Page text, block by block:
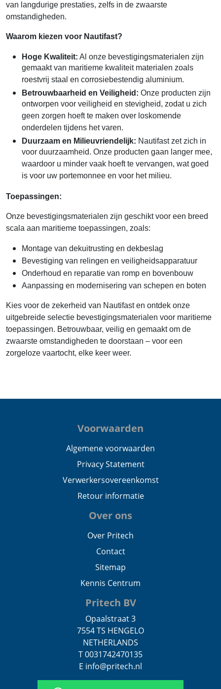
van langdurige prestaties, zelfs in de zwaarste
omstandigheden.
Waarom kiezen voor Nautifast?
Hoge Kwaliteit: Al onze bevestigingsmaterialen zijn
gemaakt van maritieme kwaliteit materialen zoals
roestvrij staal en corrosiebestendig aluminium.
Betrouwbaarheid en Veiligheid: Onze producten zijn
ontworpen voor veiligheid en stevigheid, zodat u zich
geen zorgen hoeft te maken over loskomende
onderdelen tijdens het varen.
Duurzaam en Milieuvriendelijk: Nautifast zet zich in
voor duurzaamheid. Onze producten gaan langer mee,
waardoor u minder vaak hoeft te vervangen, wat goed
is voor uw portemonnee en voor het milieu.
Toepassingen:
Onze bevestigingsmaterialen zijn geschikt voor een breed
scala aan maritieme toepassingen, zoals:
Montage van dekuitrusting en dekbeslag
Bevestiging van relingen en veiligheidsapparatuur
Onderhoud en reparatie van romp en bovenbouw
Aanpassing en modernisering van schepen en boten
Kies voor de zekerheid van Nautifast en ontdek onze
uitgebreide selectie bevestigingsmaterialen voor maritieme
toepassingen. Betrouwbaar, veilig en gemaakt om de
zwaarste omstandigheden te doorstaan – voor een
zorgeloze vaartocht, elke keer weer.
Voorwaarden
Algemene voorwaarden
Privacy Statement
Verwerkersovereenkomst
Retour informatie
Over ons
Over Pritech
Contact
Sitemap
Kennis Centrum
Pritech BV
Opaalstraat 3
7554 TS HENGELO
NETHERLANDS
T 0031742470135
E info@pritech.nl